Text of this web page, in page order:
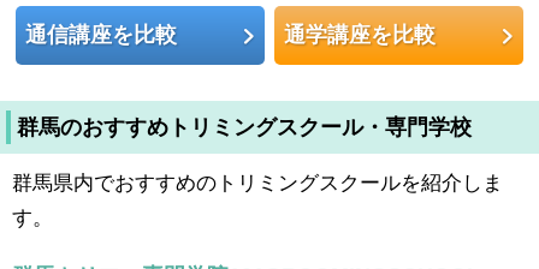
通信講座を比較 通学講座を比較
群馬のおすすめトリミングスクール・専門学校
群馬県内でおすすめのトリミングスクールを紹介しま
す。